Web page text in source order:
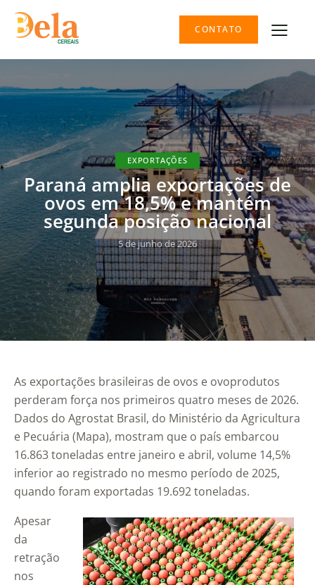
CONTATO
EXPORTAÇÕES
Paraná amplia exportações de
ovos em 18,5% e mantém
segunda posição nacional
5 de junho de 2026
As exportações brasileiras de ovos e ovoprodutos
perderam força nos primeiros quatro meses de 2026.
Dados do Agrostat Brasil, do Ministério da Agricultura
e Pecuária (Mapa), mostram que o país embarcou
16.863 toneladas entre janeiro e abril, volume 14,5%
inferior ao registrado no mesmo período de 2025,
quando foram exportadas 19.692 toneladas.
Apesar
da
retração
nos